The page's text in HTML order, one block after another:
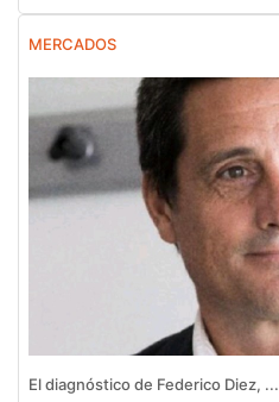
MERCADOS
El diagnóstico de Federico Diez, ...